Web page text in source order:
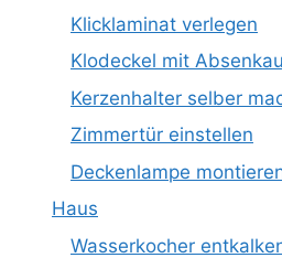
Klicklaminat verlegen
Klodeckel mit
Kerzenhalter selber
Zimmertür einstellen
Deckenlampe
Haus
Wasserkocher